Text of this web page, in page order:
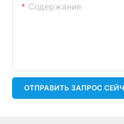
Содержание
ОТПРАВИТЬ ЗАПРОС